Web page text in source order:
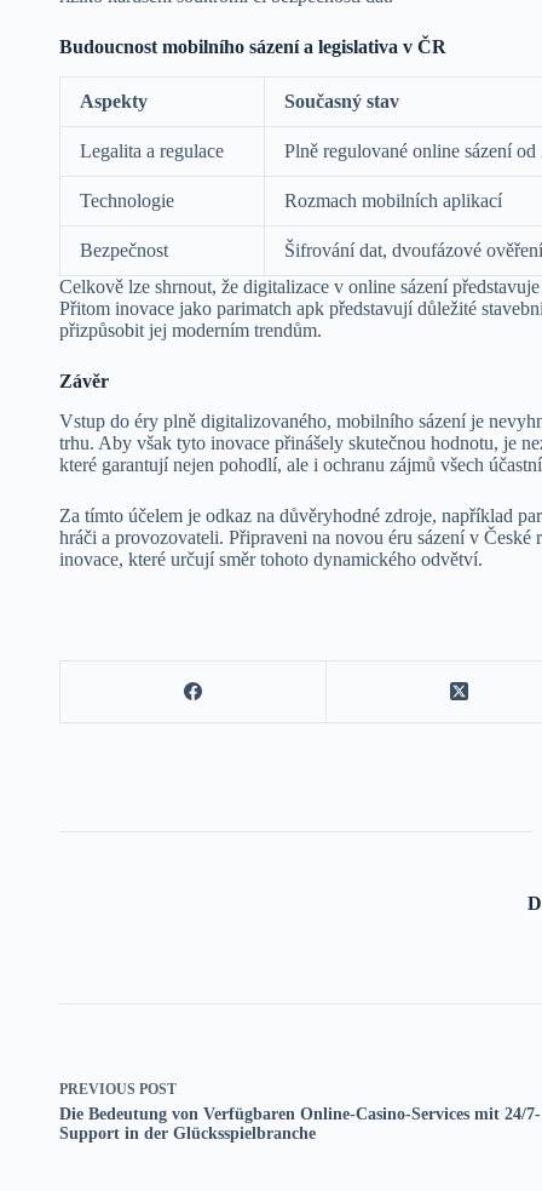
Budoucnost mobilního sázení a legislativa v ČR
Aspekty Současný stav
Legalita a regulace Plně regulované online sázení od
Technologie Rozmach mobilních aplikací
Bezpečnost
Šifrování dat, dvoufázové ověření
Celkově lze shrnout, že digitalizace v online sázení
Přitom inovace jako parimatch apk představují důležité
přizpůsobit jej moderním trendům.
Závěr
Vstup do éry plně digitalizovaného, mobilního sázení je
trhu. Aby však tyto inovace přinášely skutečnou hodnotu, je
které garantují nejen pohodlí, ale i ochranu zájmů všech
Za tímto účelem je odkaz na důvěryhodné zdroje, například
hráči a provozovateli. Připraveni na novou éru sázení v
inovace, které určují směr tohoto dynamického odvětví.
PREVIOUS POST
Die Bedeutung von Verfügbaren Online-Casino-Services mit 24/7-
Support in der Glücksspielbranche